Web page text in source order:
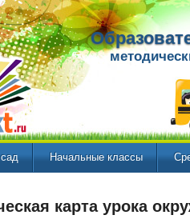
Начальные классы
карта урока